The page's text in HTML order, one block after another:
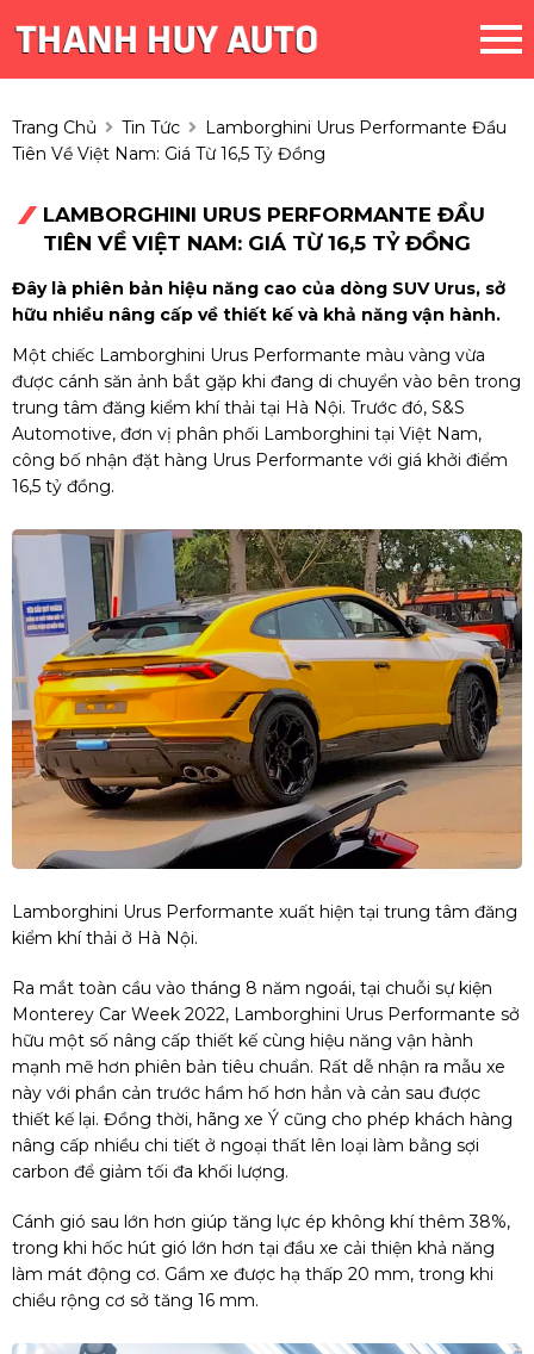
Trang Chủ Tin Tức
Lamborghini Urus Performante Đầu
Tiên Về Việt Nam: Giá Từ 16,5 Tỷ Đồng
LAMBORGHINI URUS PERFORMANTE ĐẦU
TIÊN VỀ VIỆT NAM: GIÁ TỪ 16,5 TỶ ĐỒNG
Đây là phiên bản hiệu năng cao của dòng SUV Urus, sở
hữu nhiều nâng cấp về thiết kế và khả năng vận hành.
Một chiếc Lamborghini Urus Performante màu vàng vừa
được cánh săn ảnh bắt gặp khi đang di chuyển vào bên trong
trung tâm đăng kiểm khí thải tại Hà Nội. Trước đó, S&S
Automotive, đơn vị phân phối Lamborghini tại Việt Nam,
công bố nhận đặt hàng Urus Performante với giá khởi điểm
16,5 tỷ đồng.
Lamborghini Urus Performante xuất hiện tại trung tâm đăng
kiểm khí thải ở Hà Nội.
Ra mắt toàn cầu vào tháng 8 năm ngoái, tại chuỗi sự kiện
Monterey Car Week 2022, Lamborghini Urus Performante sở
hữu một số nâng cấp thiết kế cùng hiệu năng vận hành
mạnh mẽ hơn phiên bản tiêu chuẩn. Rất dễ nhận ra mẫu xe
này với phần cản trước hầm hố hơn hẳn và cản sau được
thiết kế lại. Đồng thời, hãng xe Ý cũng cho phép khách hàng
nâng cấp nhiều chi tiết ở ngoại thất lên loại làm bằng sợi
carbon để giảm tối đa khối lượng.
Cánh gió sau lớn hơn giúp tăng lực ép không khí thêm 38%,
trong khi hốc hút gió lớn hơn tại đầu xe cải thiện khả năng
làm mát động cơ. Gầm xe được hạ thấp 20 mm, trong khi
chiều rộng cơ sở tăng 16 mm.